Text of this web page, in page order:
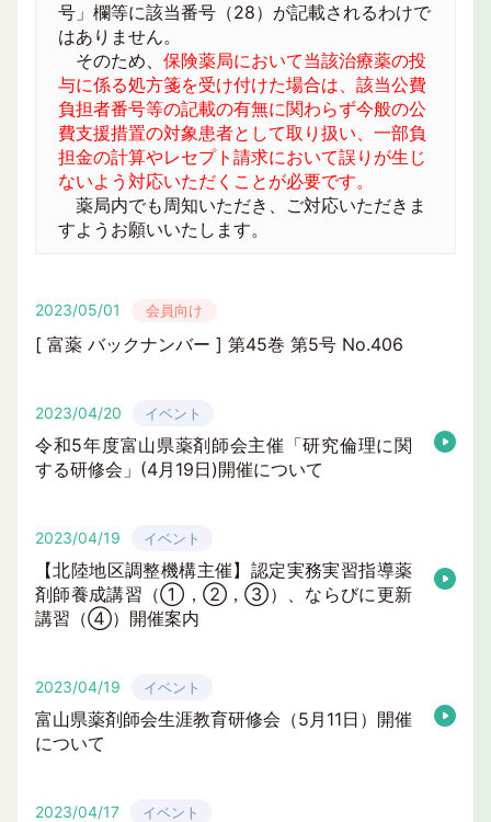
号」欄等に該当番号（28）が記載されるわけで
はありません。
そのため、 保険薬局において当該治療薬の投
与に係る処方箋を受け付けた場合は、該当公費
負担者番号等の記載の有無に関わらず今般の公
費支援措置の対象患者として取り扱い、一部負
担金の計算やレセプト請求において誤りが生じ
ないよう対応いただくことが必要です。
薬局内でも周知いただき、ご対応いただきま
すようお願いいたします。
2023/05/01 会員向け
[ 富薬 バックナンバー ] 第45巻 第5号 No.406
2023/04/20 イベント
令和5年度富山県薬剤師会主催「研究倫理に関
する研修会」(4月19日)開催について
2023/04/19 イベント
【北陸地区調整機構主催】認定実務実習指導薬
剤師養成講習（①，②，③）、ならびに更新
講習（④）開催案内
2023/04/19 イベント
富山県薬剤師会生涯教育研修会（5月11日）開催
について
2023/04/17 イベント